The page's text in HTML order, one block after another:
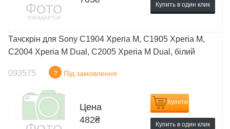
Купить в один клик
Тачскрін для Sony C1904 Xperia M, C1905 Xperia M,
C2004 Xperia M Dual, C2005 Xperia M Dual, білий
093575 ? Під замовлення
Цена
482₴
Купити
Купить в один клик